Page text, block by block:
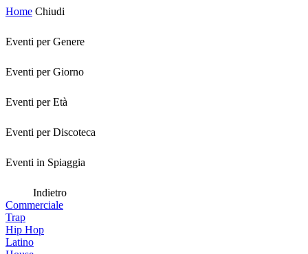
Home Chiudi
Eventi per Genere
Eventi per Giorno
Eventi per Età
Eventi per Discoteca
Eventi in Spiaggia
Indietro
Commerciale
Trap
Hip Hop
Latino